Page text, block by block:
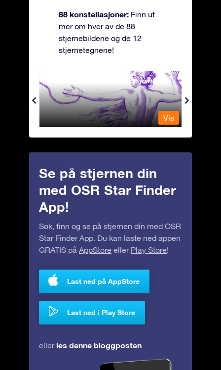
88 konstellasjoner: Finn ut
mer om hver av de 88
stjernebildene og de 12
stjernetegnene!
Andromeda - Den lenkede jomfrua
Vis
Se på stjernen din
med OSR Star Finder
App!
Søk, finn og se på stjernen din med OSR
Star Finder App. Du kan laste ned appen
GRATIS på AppStore eller Play Store!
Last ned på AppStore
Last ned i Play Store
eller les denne bloggposten